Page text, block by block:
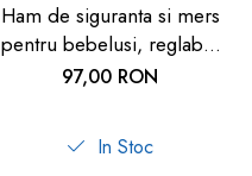
Ham de siguranta si mers
pentru bebelusi, reglabil,
cu frau de ghidare
97,00 RON
In Stoc